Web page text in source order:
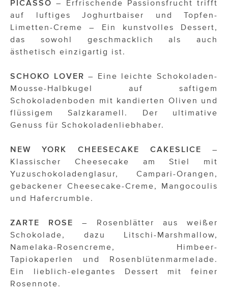
PICASSO – Erfrischende Passionsfrucht trifft
auf luftiges Joghurtbaiser und Topfen-
Limetten-Creme – Ein kunstvolles Dessert,
das sowohl geschmacklich als auch
ästhetisch einzigartig ist.
SCHOKO LOVER – Eine leichte Schokoladen-
Mousse-Halbkugel auf saftigem
Schokoladenboden mit kandierten Oliven und
flüssigem Salzkaramell. Der ultimative
Genuss für Schokoladenliebhaber.
NEW YORK CHEESECAKE CAKESLICE –
Klassischer Cheesecake am Stiel mit
Yuzuschokoladenglasur, Campari-Orangen,
gebackener Cheesecake-Creme, Mangocoulis
und Hafercrumble.
ZARTE ROSE
– Rosenblätter aus weißer
Schokolade, dazu Litschi-Marshmallow,
Namelaka-Rosencreme, Himbeer-
Tapiokaperlen und Rosenblütenmarmelade.
Ein lieblich-elegantes Dessert mit feiner
Rosennote.